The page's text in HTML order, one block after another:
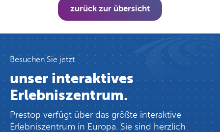
zurück zur übersicht
Besuchen Sie jetzt
unser interaktives
Erlebniszentrum.
Prestop verfügt über das größte interaktive
Erlebniszentrum in Europa. Sie sind herzlich